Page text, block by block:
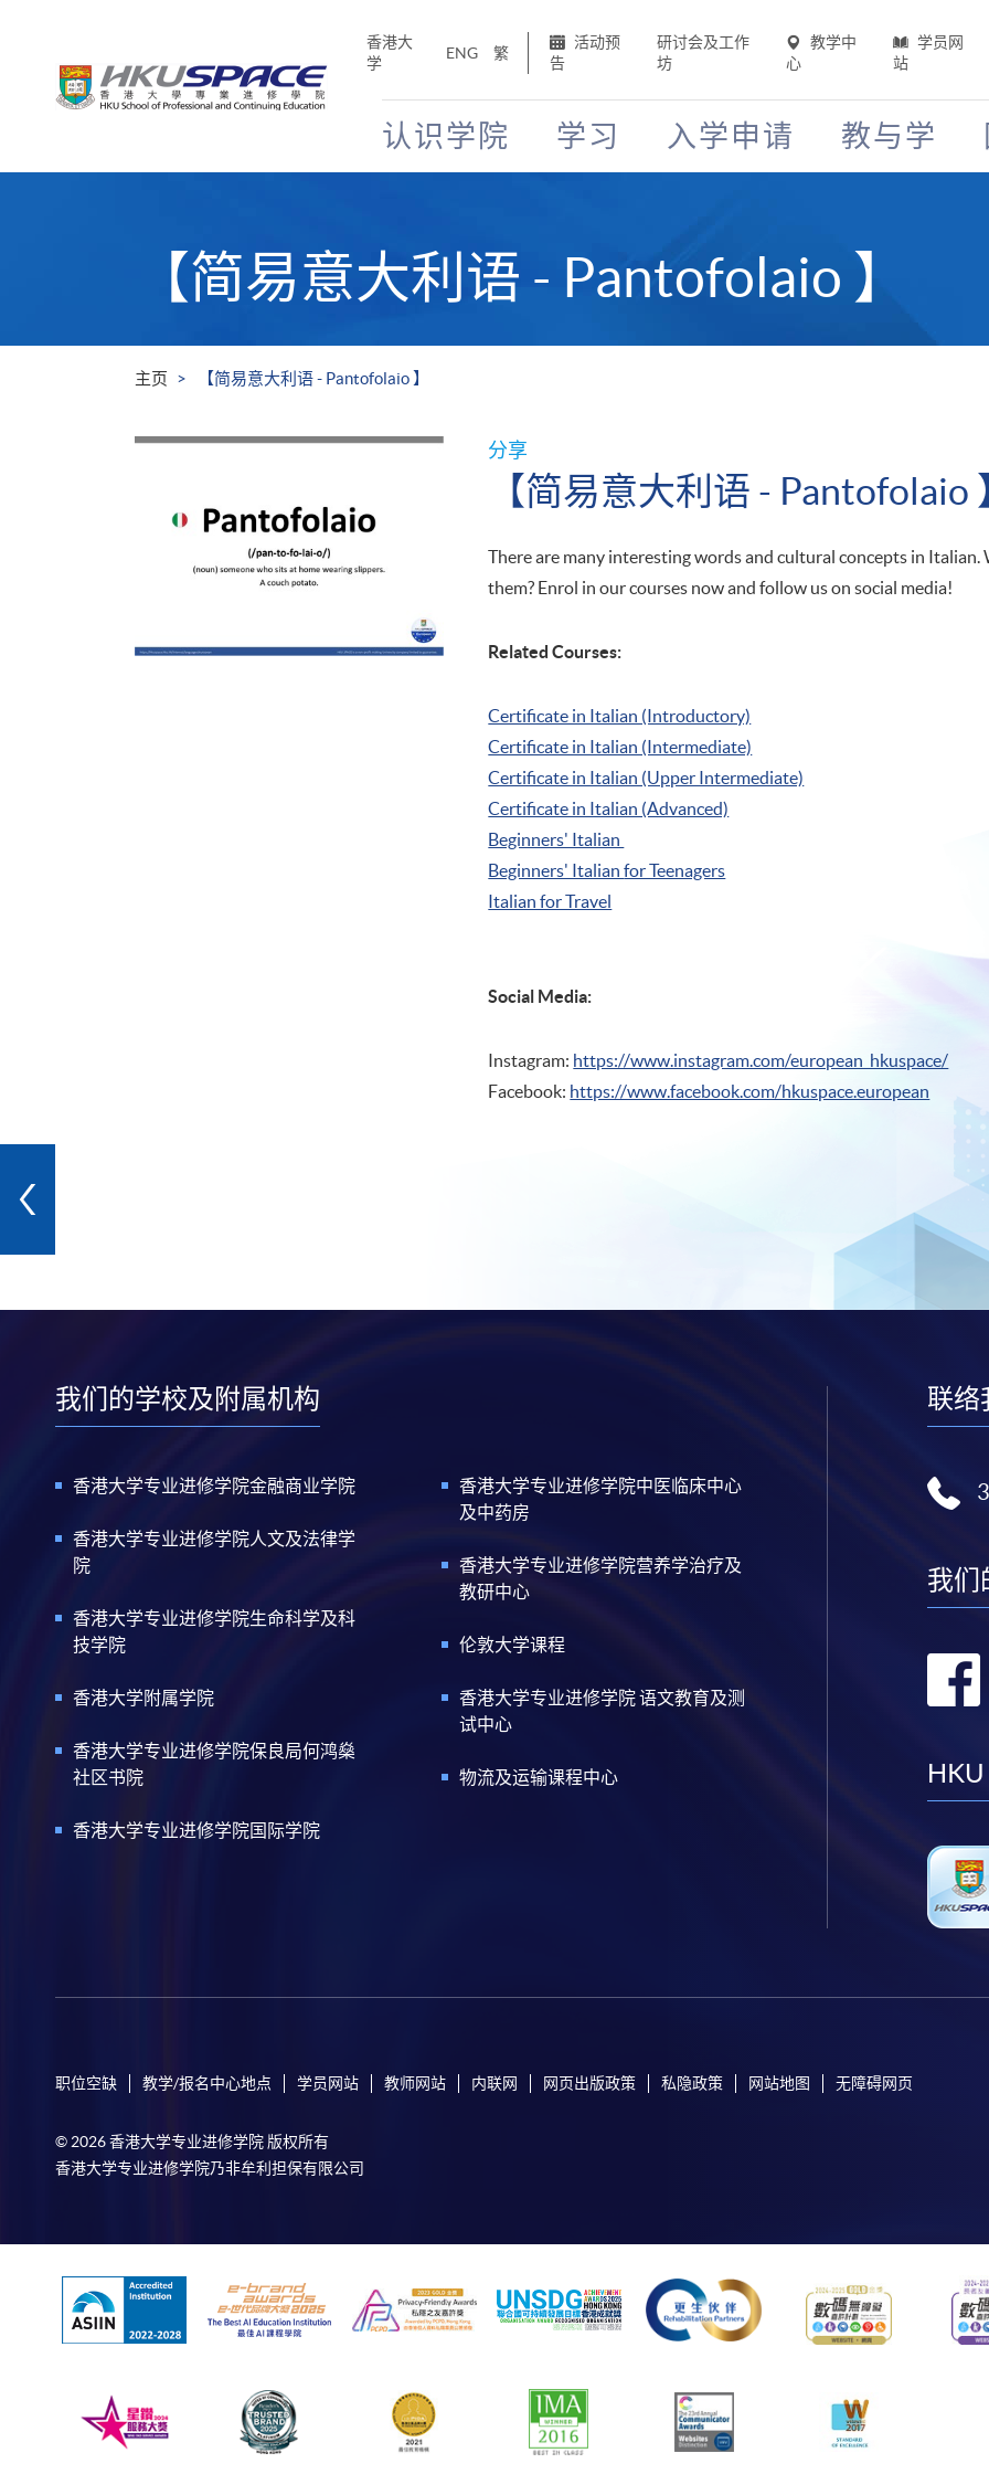
香港大
学
ENG 繁
活动预
告
研讨会及工作
坊
教学中
心
学员网
站
认识学院 学习 入学申请 教与学
【简易意大利语 - Pantofolaio 】
主页 【简易意大利语 - Pantofolaio 】
分享
【简易意大利语 - Pantofolaio
There are many interesting words and cultural concepts in
them? Enrol in our courses now and follow us on social media!
Related Courses:
Certificate in Italian (Introductory)
Certificate in Italian (Intermediate)
Certificate in Italian (Upper Intermediate)
Certificate in Italian (Advanced)
Beginners' Italian
Beginners' Italianfor Teenagers
Italian for Travel
Social Media:
Instagram: https://www.instagram.com/european_hkuspace/
Facebook: https://www.facebook.com/hkuspace.european
我们的学校及附属机构
香港大学专业进修学院金融商业学院
香港大学专业进修学院人文及法律学
院
香港大学专业进修学院生命科学及科
技学院
香港大学附属学院
香港大学专业进修学院保良局何鸿燊
社区书院
香港大学专业进修学院国际学院
香港大学专业进修学院中医临床中心
及中药房
香港大学专业进修学院营养学治疗及
教研中心
伦敦大学课程
香港大学专业进修学院 语文教育及测
试中心
物流及运输课程中心
联络
我们
HKU
职位空缺 教学/报名中心地点 学员网站 教师网站 内联网 网页出版政策 私隐政策 网站地图 无障碍网页
© 2026 香港大学专业进修学院 版权所有
香港大学专业进修学院乃非牟利担保有限公司